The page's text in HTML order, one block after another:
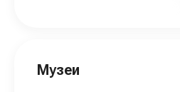
Музеи